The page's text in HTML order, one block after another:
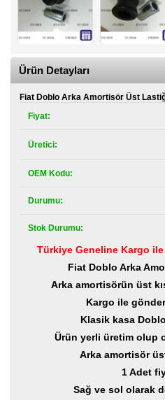
Fiat
Parça
TOFAŞ
Yedek
DACIA
Yedek
Romeo
Parça
Ürün Detayları
Fiat Doblo Arka Amortisör Üst
Fiyat:
Üretici:
OEM Kodu:
Durumu:
Stok Durumu:
Türkiye Geneline Kargo ile
Fiat Doblo Arka
Arka amortisörün üst
Kargo ile
Klasik kasa
Ürün yerli üretim olup
Arka amortisör
1 Adet
Sağ ve sol olarak